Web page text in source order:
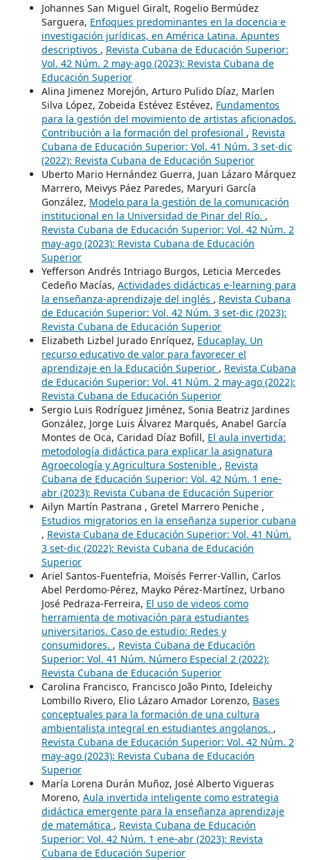
Johannes San Miguel Giralt, Rogelio Bermúdez
Sarguera, Enfoques predominantes en la docencia e
investigación jurídicas, en América Latina. Apuntes
descriptivos , Revista Cubana de Educación Superior:
Vol. 42 Núm. 2 may-ago (2023): Revista Cubana de
Educación Superior
Alina Jimenez Morejón, Arturo Pulido Díaz, Marlen
Silva López, Zobeida Estévez Estévez, Fundamentos
para la gestión del movimiento de artistas aficionados.
Contribución a la formación del profesional , Revista
Cubana de Educación Superior: Vol. 41 Núm. 3 set-dic
(2022): Revista Cubana de Educación Superior
Uberto Mario Hernández Guerra, Juan Lázaro Márquez
Marrero, Meivys Páez Paredes, Maryuri García
González, Modelo para la gestión de la comunicación
institucional en la Universidad de Pinar del Río. ,
Revista Cubana de Educación Superior: Vol. 42 Núm. 2
may-ago (2023): Revista Cubana de Educación
Superior
Yefferson Andrés Intriago Burgos, Leticia Mercedes
Cedeño Macías, Actividades didácticas e-learning para
la enseñanza-aprendizaje del inglés , Revista Cubana
de Educación Superior: Vol. 42 Núm. 3 set-dic (2023):
Revista Cubana de Educación Superior
Elizabeth Lizbel Jurado Enríquez, Educaplay. Un
recurso educativo de valor para favorecer el
aprendizaje en la Educación Superior , Revista Cubana
de Educación Superior: Vol. 41 Núm. 2 may-ago (2022):
Revista Cubana de Educación Superior
Sergio Luis Rodríguez Jiménez, Sonia Beatriz Jardines
González, Jorge Luis Álvarez Marqués, Anabel García
Montes de Oca, Caridad Díaz Bofill, El aula invertida:
metodología didáctica para explicar la asignatura
Agroecología y Agricultura Sostenible , Revista
Cubana de Educación Superior: Vol. 42 Núm. 1 ene-
abr (2023): Revista Cubana de Educación Superior
Ailyn Martín Pastrana , Gretel Marrero Peniche ,
Estudios migratorios en la enseñanza superior cubana
, Revista Cubana de Educación Superior: Vol. 41 Núm.
3 set-dic (2022): Revista Cubana de Educación
Superior
Ariel Santos-Fuentefria, Moisés Ferrer-Vallin, Carlos
Abel Perdomo-Pérez, Mayko Pérez-Martínez, Urbano
José Pedraza-Ferreira, El uso de videos como
herramienta de motivación para estudiantes
universitarios. Caso de estudio: Redes y
consumidores. , Revista Cubana de Educación
Superior: Vol. 41 Núm. Número Especial 2 (2022):
Revista Cubana de Educación Superior
Carolina Francisco, Francisco João Pinto, Ideleichy
Lombillo Rivero, Elio Lázaro Amador Lorenzo, Bases
conceptuales para la formación de una cultura
ambientalista integral en estudiantes angolanos. ,
Revista Cubana de Educación Superior: Vol. 42 Núm. 2
may-ago (2023): Revista Cubana de Educación
Superior
María Lorena Durán Muñoz, José Alberto Vigueras
Moreno, Aula invertida inteligente como estrategia
didáctica emergente para la enseñanza aprendizaje
de matemática , Revista Cubana de Educación
Superior: Vol. 42 Núm. 1 ene-abr (2023): Revista
Cubana de Educación Superior